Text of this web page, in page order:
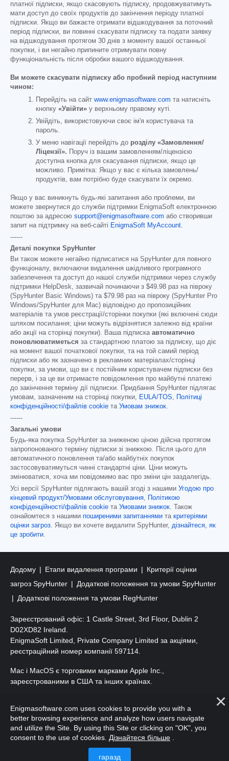
платної підписки, якщо скасовують підписку, продовжуватимуть
мати доступ до своїх продуктів до закінчення періоду платної
підписки. Якщо ви бажаєте отримати відшкодування за поточний
період підписки, ви повинні скасувати підписку та подати заявку
на відшкодування протягом 30 днів з моменту вашої останньої
покупки, і ви негайно припините отримувати повну
функціональність після обробки вашого відшкодування.
Ви можете скасувати підписку або пробний період наступним
чином:
Перейдіть на сайт www.enigmasoftware.com та натисніть
кнопку «Увійти» у верхньому правому куті.
Увійдіть, використовуючи своє ім'я користувача та
пароль.
У меню навігації перейдіть до розділу «Замовлення/
Ліцензії». Поруч із вашим замовленням/ліцензією
доступна кнопка для скасування підписки, якщо це
можливо. Примітка: Якщо у вас є кілька замовлень/
продуктів, вам потрібно буде скасувати їх окремо.
Якщо у вас виникнуть будь-які запитання або проблеми, ви
можете звернутися до служби підтримки EnigmaSoft електронною
поштою за адресою support@enigmasoftware.com або створивши
запит на підтримку на веб-сайті EnigmaSoft MyAccount.
------
Деталі покупки SpyHunter
Ви також можете негайно підписатися на SpyHunter для повного
функціоналу, включаючи видалення шкідливого програмного
забезпечення та доступ до нашої служби підтримки через службу
підтримки HelpDesk, зазвичай починаючи з $49.98 раз на півроку
(SpyHunter Basic Windows) та $79.98 раз на півроку (SpyHunter Pro
Windows/SpyHunter для Mac) відповідно до пропозиційних
матеріалів та умов реєстрації/сторінки покупки (які включені сюди
шляхом посилання; ціни можуть відрізнятися залежно від країни
або акції на сторінці покупки). Ваша підписка автоматично
поновлюватиметься за стандартною платою за підписку, що діє
на момент вашої початкової покупки, та на той самий період
підписки або як зазначено в рекламних матеріалах/сторінці
покупки, за умови, що ви є постійним користувачем підписки без
перерв, і за це ви отримаєте повідомлення про майбутні платежі
до закінчення терміну дії підписки. Придбання SpyHunter підлягає
умовам, зазначеним на сторінці покупки, EULA/TOS,
Політиці
конфіденційності/файлів cookie та Умовам знижок.
------
Загальні умови
Будь-яка покупка SpyHunter за зниженою ціною дійсна протягом
запропонованого терміну підписки зі знижкою. Після цього для
автоматичного поновлення та/або майбутніх покупок
застосовуватимуться чинні стандартні ціни. Ціни можуть
змінюватися, хоча ми повідомимо вас про зміни цін заздалегідь.
Усі версії SpyHunter підлягають вашій згоді з нашими Угодою про
кінцевий продукт/Умовами обслуговування,
Політикою
конфіденційності/файлів cookie та Умовами знижок. Також
ознайомтеся з нашими поширеними запитаннями та критеріями
оцінки загроз. Якщо ви хочете видалити SpyHunter, дізнайтеся, як
це зробити.
Додому Етапи видалення програми
Критерії оцінки
загроз SpyHunter
Додаткові положення та умови SpyHunter
Додаткові положення та умови RegHunter
Зареєстрований офіс: 1 Castle Street, 3rd Floor, Dublin 2
D02XD82 Ireland.
EnigmaSoft Limited, Private Company Limited за акціями,
реєстраційний номер компанії 597114.
Mac і MacOS є торговими марками Apple Inc.,
зареєстрованими в США та інших країнах.
захищено.
Enigmasoftware.com uses cookies to provide you with a
better browsing experience and analyze how users navigate
and utilize the Site. By using this Site or clicking on "OK", you
consent to the use of cookies. Дізнайтеся більше